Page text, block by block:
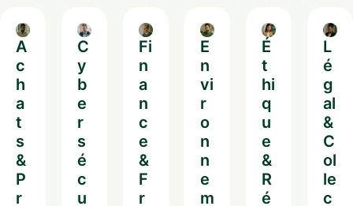
A
c
h
a
t
s
&
P
r
C
y
b
e
r
s
é
c
u
Fi
n
a
n
c
e
&
F
r
E
n
vi
r
o
n
n
e
m
É
t
hi
q
u
e
&
R
é
L
é
g
al
&
C
ol
le
c